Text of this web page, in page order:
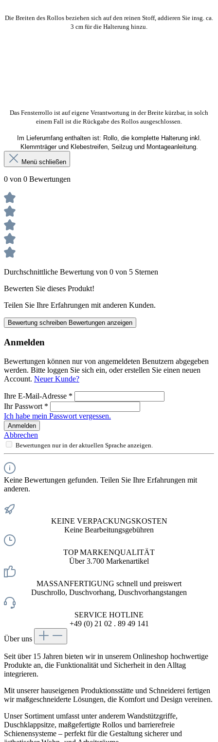
Die Breiten des Rollos beziehen sich auf den reinen Stoff, addieren Sie insg. ca.
3 cm für die Halterung hinzu.
Das Fensterrollo ist auf eigene Verantwortung in der Breite kürzbar, in solch
einem Fall ist die Rückgabe des Rollos ausgeschlossen.
Im Lieferumfang enthalten ist: Rollo, die komplette Halterung inkl.
Klemmträger und Klebestreifen, Seilzug und Montageanleitung.
Menü schließen
0 von 0 Bewertungen
Durchschnittliche Bewertung von 0 von 5 Sternen
Bewerten Sie dieses Produkt!
Teilen Sie Ihre Erfahrungen mit anderen Kunden.
Bewertung schreiben Bewertungen anzeigen
Anmelden
Bewertungen können nur von angemeldeten Benutzern abgegeben
werden. Bitte loggen Sie sich ein, oder erstellen Sie einen neuen
Account. Neuer Kunde?
Ihre E-Mail-Adresse *
Ihr Passwort *
Ich habe mein Passwort vergessen.
Anmelden
Abbrechen
Bewertungen nur in der aktuellen Sprache anzeigen.
Keine Bewertungen gefunden. Teilen Sie Ihre Erfahrungen mit
anderen.
KEINE VERPACKUNGSKOSTEN
Keine Bearbeitungsgebühren
TOP MARKENQUALITÄT
Über 3.700 Markenartikel
MASSANFERTIGUNG schnell und preiswert
Duschrollo, Duschvorhang, Duschvorhangstangen
SERVICE HOTLINE
+49 (0) 21 02 . 89 49 141
Über uns
Seit über 15 Jahren bieten wir in unserem Onlineshop hochwertige
Produkte an, die Funktionalität und Sicherheit in den Alltag
integrieren.
Mit unserer hauseigenen Produktionsstätte und Schneiderei fertigen
wir maßgeschneiderte Lösungen, die Komfort und Design vereinen.
Unser Sortiment umfasst unter anderem Wandstützgriffe,
Duschklappsitze, maßgefertigte Rollos und barrierefreie
Schienensysteme – perfekt für die Gestaltung sicherer und